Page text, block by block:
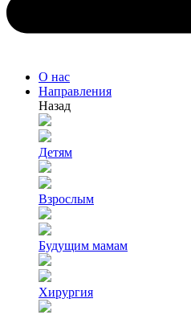
О нас
Направления
Назад
Детям
Взрослым
Будущим мамам
Хирургия